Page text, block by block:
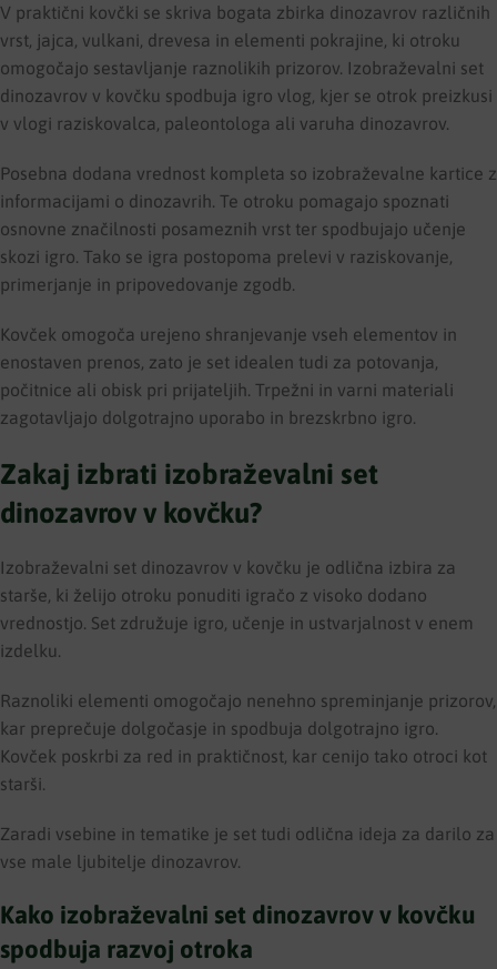
V praktični kovčki se skriva bogata zbirka dinozavrov različnih
vrst, jajca, vulkani, drevesa in elementi pokrajine, ki otroku
omogočajo sestavljanje raznolikih prizorov. Izobraževalni set
dinozavrov v kovčku spodbuja igro vlog, kjer se otrok preizkusi
v vlogi raziskovalca, paleontologa ali varuha dinozavrov.
Posebna dodana vrednost kompleta so izobraževalne kartice z
informacijami o dinozavrih. Te otroku pomagajo spoznati
osnovne značilnosti posameznih vrst ter spodbujajo učenje
skozi igro. Tako se igra postopoma prelevi v raziskovanje,
primerjanje in pripovedovanje zgodb.
Kovček omogoča urejeno shranjevanje vseh elementov in
enostaven prenos, zato je set idealen tudi za potovanja,
počitnice ali obisk pri prijateljih. Trpežni in varni materiali
zagotavljajo dolgotrajno uporabo in brezskrbno igro.
Zakaj izbrati izobraževalni set
dinozavrov v kovčku?
Izobraževalni set dinozavrov v kovčku je odlična izbira za
starše, ki želijo otroku ponuditi igračo z visoko dodano
vrednostjo. Set združuje igro, učenje in ustvarjalnost v enem
izdelku.
Raznoliki elementi omogočajo nenehno spreminjanje prizorov,
kar preprečuje dolgočasje in spodbuja dolgotrajno igro.
Kovček poskrbi za red in praktičnost, kar cenijo tako otroci kot
starši.
Zaradi vsebine in tematike je set tudi odlična ideja za darilo za
vse male ljubitelje dinozavrov.
Kako izobraževalni set dinozavrov v kovčku
spodbuja razvoj otroka